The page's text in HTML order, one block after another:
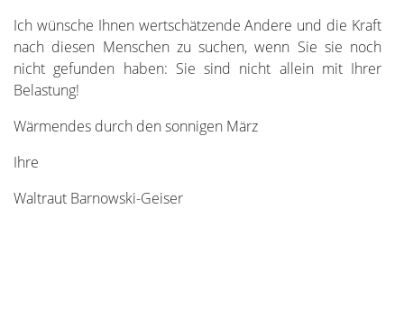
Ich wünsche Ihnen wertschätzende Andere und die Kraft
nach diesen Menschen zu suchen, wenn Sie sie noch
nicht gefunden haben: Sie sind nicht allein mit Ihrer
Belastung!
Wärmendes durch den sonnigen März
Ihre
Waltraut Barnowski-Geiser